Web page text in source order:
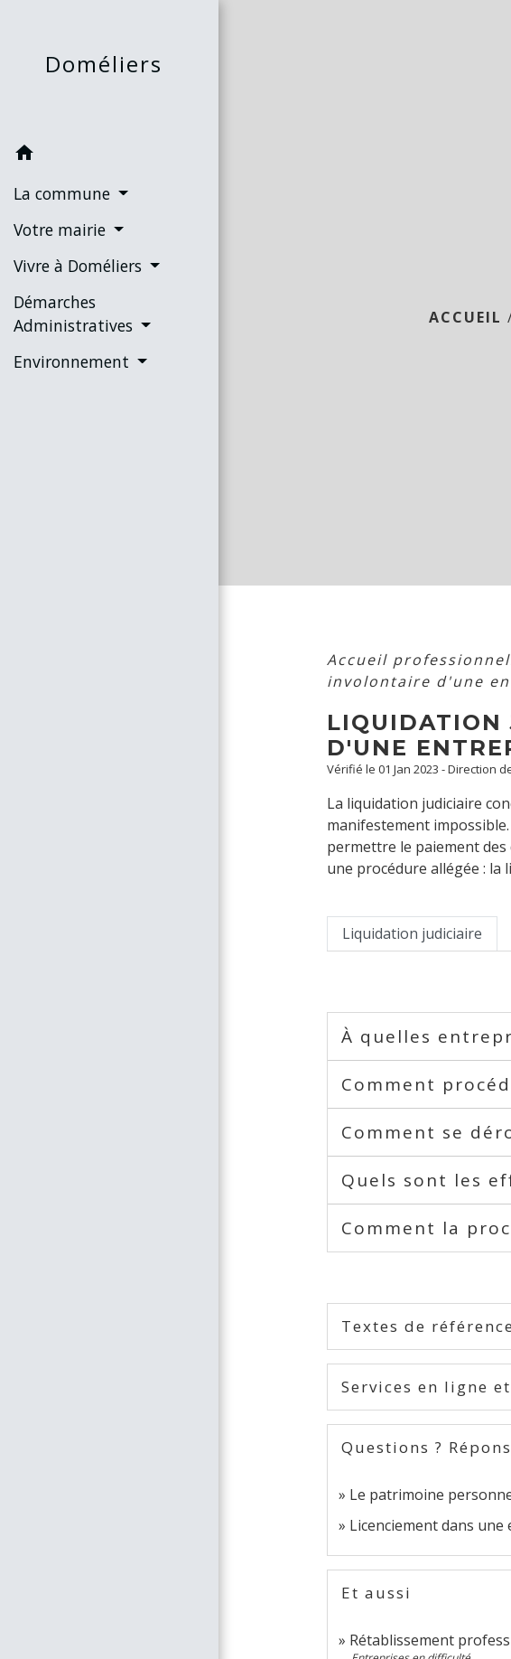
Doméliers
home
La commune
Votre mairie
Vivre à Doméliers
Démarches
Administratives
Environnement
ACCUEIL
Accueil
involontaire d'une
LIQUIDATION
D'UNE
Vérifié le 01 Jan 2023 - Direction
La liquidation judiciaire
manifestement
permettre le paiement
une procédure allégée : la
Liquidation judiciaire
À quelles
Comment
Comment se
Quels sont les
Comment la
Textes de référence
Services en ligne
Questions ?
Le patrimoine
Licenciement dans
Et aussi
Rétablissement